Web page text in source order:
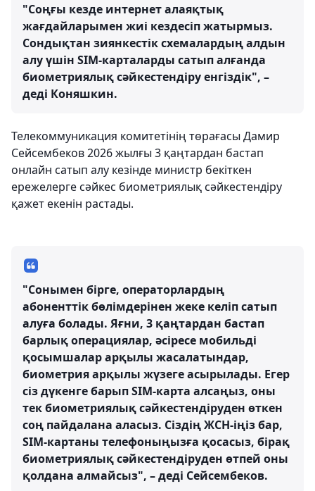
"Соңғы кезде интернет алаяқтық
жағдайларымен жиі кездесіп жатырмыз.
Сондықтан зиянкестік схемалардың алдын
алу үшін SIM-карталарды сатып алғанда
биометриялық сәйкестендіру енгіздік", –
деді Коняшкин.
Телекоммуникация комитетінің төрағасы Дамир
Сейсембеков 2026 жылғы 3 қаңтардан бастап
онлайн сатып алу кезінде министр бекіткен
ережелерге сәйкес биометриялық сәйкестендіру
қажет екенін растады.
"Сонымен бірге, операторлардың
абоненттік бөлімдерінен жеке келіп сатып
алуға болады. Яғни, 3 қаңтардан бастап
барлық операциялар, әсіресе мобильді
қосымшалар арқылы жасалатындар,
биометрия арқылы жүзеге асырылады. Егер
сіз дүкенге барып SIM-карта алсаңыз, оны
тек биометриялық сәйкестендіруден өткен
соң пайдалана аласыз. Сіздің ЖСН-іңіз бар,
SIM-картаны телефоныңызға қосасыз, бірақ
биометриялық сәйкестендіруден өтпей оны
қолдана алмайсыз", – деді Сейсембеков.